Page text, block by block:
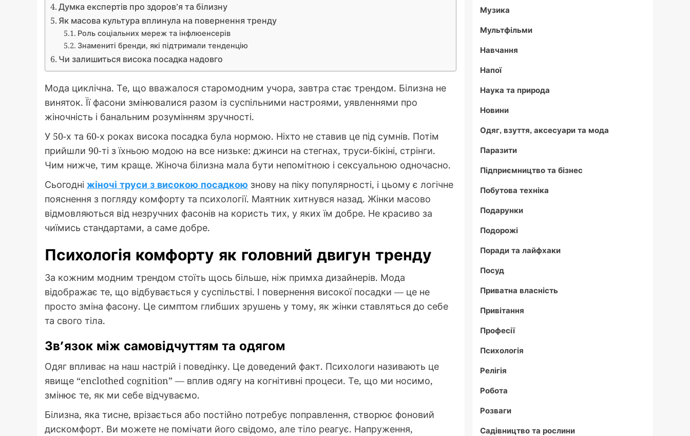
Думка експертів про здоров’я та білизну
Як масова культура вплинула на повернення тренду
Роль соціальних мереж та інфлюенсерів
Знамениті бренди, які підтримали тенденцію
Чи залишиться висока посадка надовго
Мода циклічна. Те, що вважалося старомодним учора, завтра стає трендом. Білизна не
виняток. Її фасони змінювалися разом із суспільними настроями, уявленнями про
жіночність і банальним розумінням зручності.
У 50-х та 60-х роках висока посадка була нормою. Ніхто не ставив це під сумнів. Потім
прийшли 90-ті з їхньою модою на все низьке: джинси на стегнах, труси-бікіні, стрінги.
Чим нижче, тим краще. Жіноча білизна мала бути непомітною і сексуальною одночасно.
Сьогодні жіночі труси з високою посадкою знову на піку популярності, і цьому є логічне
пояснення з погляду комфорту та психології. Маятник хитнувся назад. Жінки масово
відмовляються від незручних фасонів на користь тих, у яких їм добре. Не красиво за
чиїмись стандартами, а саме добре.
Психологія комфорту як головний двигун тренду
За кожним модним трендом стоїть щось більше, ніж примха дизайнерів. Мода
відображає те, що відбувається у суспільстві. І повернення високої посадки — це не
просто зміна фасону. Це симптом глибших зрушень у тому, як жінки ставляться до себе
та свого тіла.
Зв’язок між самовідчуттям та одягом
Одяг впливає на наш настрій і поведінку. Це доведений факт. Психологи називають це
явище “enclothed cognition” — вплив одягу на когнітивні процеси. Те, що ми носимо,
змінює те, як ми себе відчуваємо.
Білизна, яка тисне, врізається або постійно потребує поправлення, створює фоновий
дискомфорт. Ви можете не помічати його свідомо, але тіло реагує. Напруження,
Музика
Мультфільми
Навчання
Напої
Наука та природа
Новини
Одяг, взуття, аксесуари та мода
Паразити
Підприємництво та бізнес
Побутова техніка
Подарунки
Подорожі
Поради та лайфхаки
Посуд
Приватна власність
Привітання
Професії
Психологія
Релігія
Робота
Розваги
Садівництво та рослини